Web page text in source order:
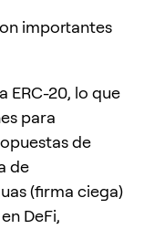
importantes
ERC-20, lo que
para
de
de
(firma ciega)
DeFi,